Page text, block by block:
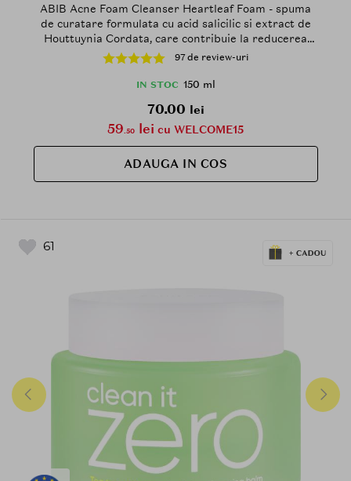
ABIB Acne Foam Cleanser Heartleaf Foam - spuma
de curatare formulata cu acid salicilic si extract de
Houttuynia Cordata, care contribuie la reducerea
rosetii si la prevenirea formarii punctelor negre si a
comedoanelor - 150 ml
97 de review-uri
IN STOC 150 ml
70.00 lei
59.50 lei cu WELCOME15
ADAUGA IN COS
61